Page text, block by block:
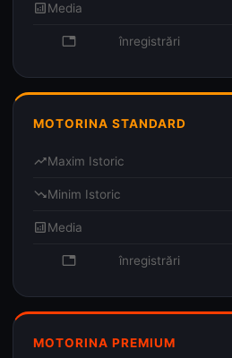
analyticsMedia
database înregistrări
MOTORINA STANDARD
trending_upMaxim Istoric
trending_downMinim Istoric
analyticsMedia
database înregistrări
MOTORINA PREMIUM